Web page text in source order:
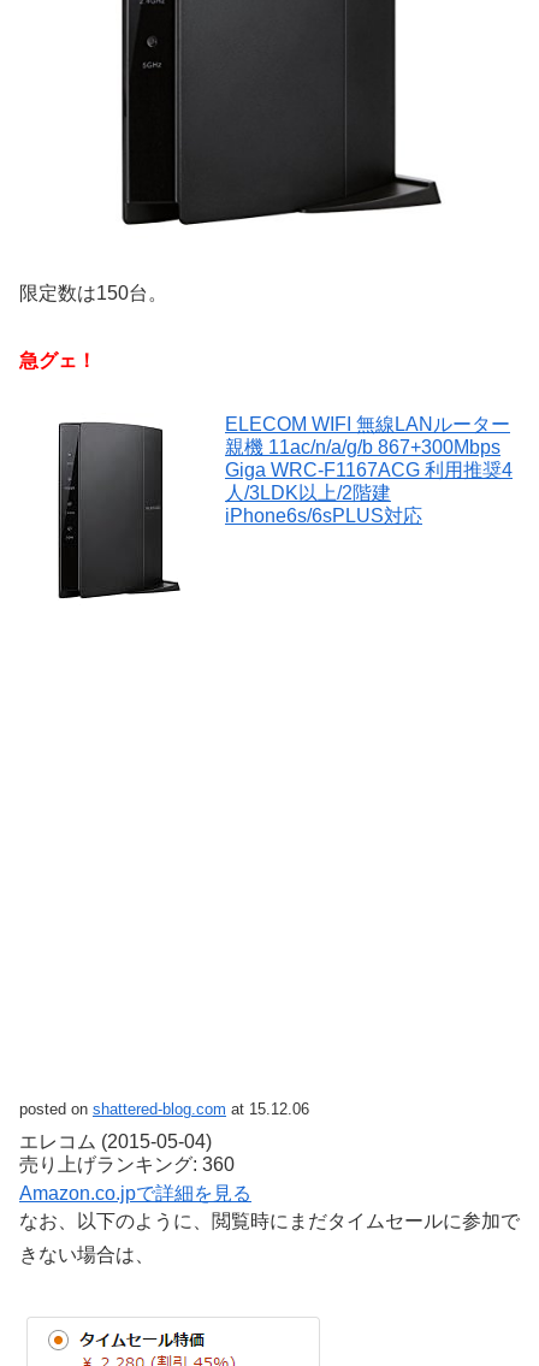
限定数は150台。
急グェ！
ELECOM WIFI 無線LANルーター
親機 11ac/n/a/g/b 867+300Mbps
Giga WRC-F1167ACG 利用推奨4
人/3LDK以上/2階建
iPhone6s/6sPLUS対応
posted on shattered-blog.com at 15.12.06
エレコム (2015-05-04)
売り上げランキング: 360
Amazon.co.jpで詳細を見る
なお、以下のように、閲覧時にまだタイムセールに参加で
きない場合は、